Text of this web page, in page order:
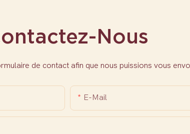
Nous
de contact afin que nous puissions vous
E-Mail